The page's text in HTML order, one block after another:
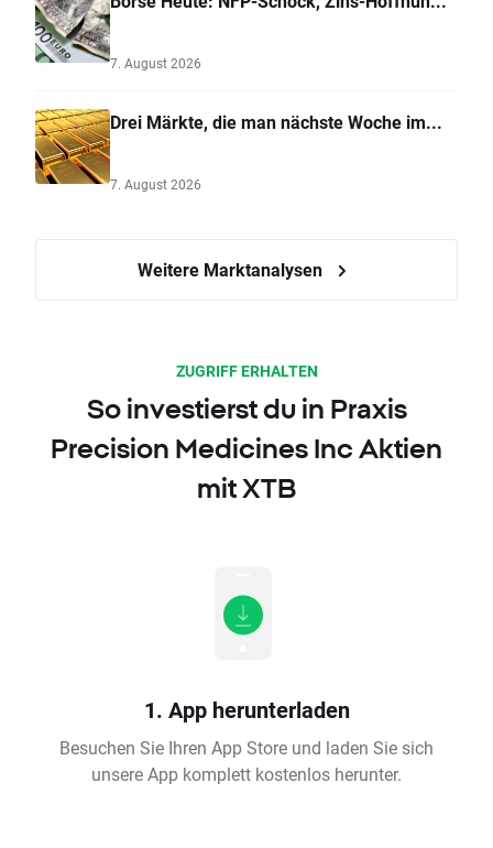
7. August 2026
Drei Märkte, die man nächste Woche im...
7. August 2026
Weitere Marktanalysen
ZUGRIFF ERHALTEN
So investierst du in Praxis
Precision Medicines Inc Aktien
mit XTB
1. App herunterladen
Besuchen Sie Ihren App Store und laden Sie sich
unsere App komplett kostenlos herunter.